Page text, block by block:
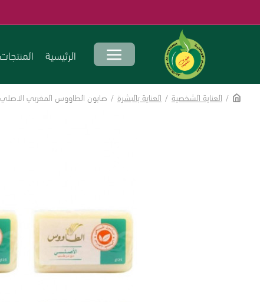
الرئيسية المنتجات
العناية الشخصية العناية بالبشرة صابون الطاووس المغربي الاصلي لبشرة